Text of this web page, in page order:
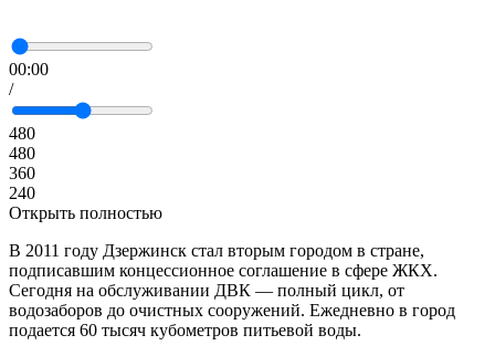
00:00
/
480
480
360
240
Открыть полностью
В 2011 году Дзержинск стал вторым городом в стране,
подписавшим концессионное соглашение в сфере ЖКХ.
Сегодня на обслуживании ДВК — полный цикл, от
водозаборов до очистных сооружений. Ежедневно в город
подается 60 тысяч кубометров питьевой воды.